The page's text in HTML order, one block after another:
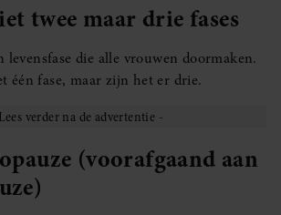
twee maar drie fases
levensfase die alle vrouwen doormaken.
één fase, maar zijn het er drie.
(voorafgaand aan